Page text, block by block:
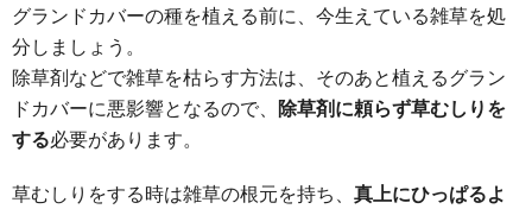
グランドカバーの種を植える前に、今生えている雑草を処
分しましょう。
除草剤などで雑草を枯らす方法は、そのあと植えるグラン
ドカバーに悪影響となるので、 除草剤に頼らず草むしりを
する必要があります。
草むしりをする時は雑草の根元を持ち、 真上にひっぱるよ